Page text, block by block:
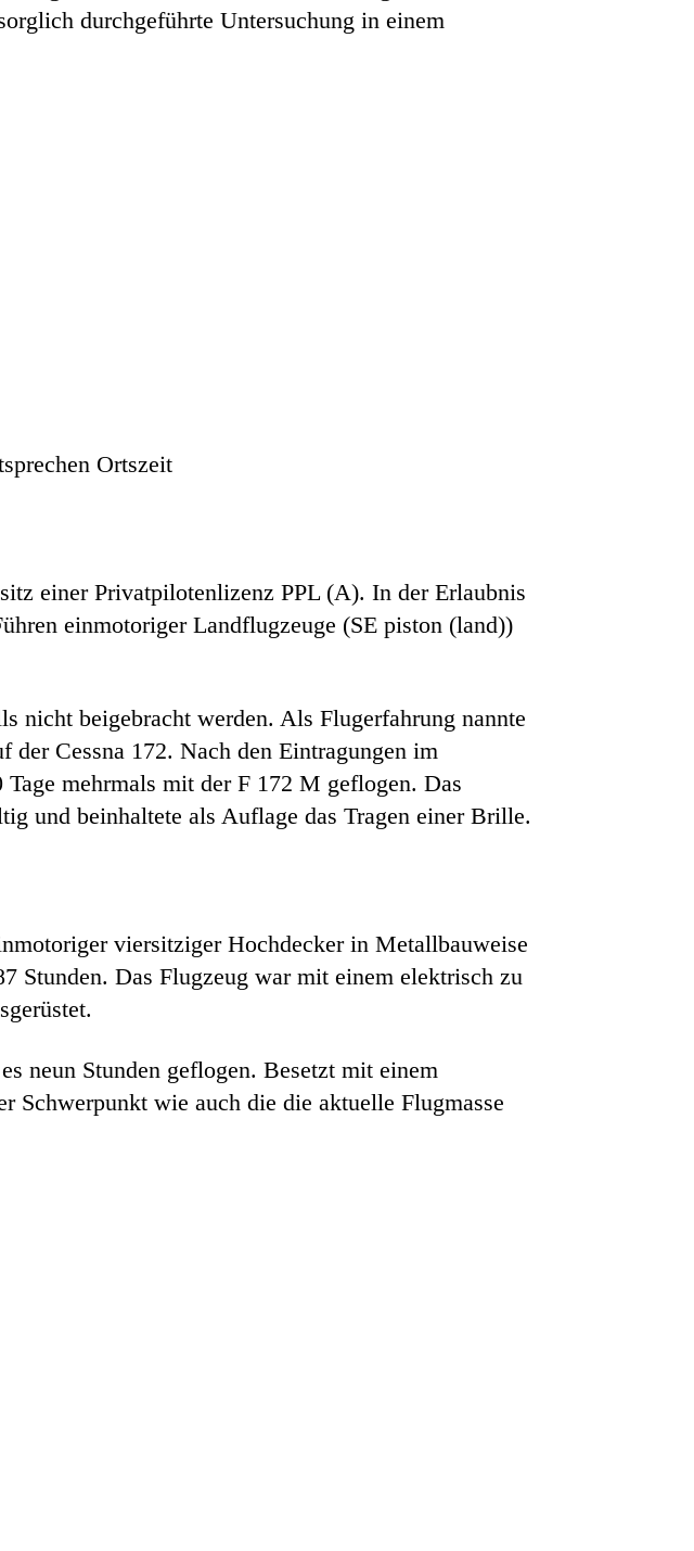
durchgeführte Untersuchung in einem
Ortszeit
einer Privatpilotenlizenz PPL (A). In der Erlaubnis
einmotoriger Landflugzeuge (SE piston (land))
nicht beigebracht werden. Als Flugerfahrung nannte
der Cessna 172. Nach den Eintragungen im
mehrmals mit der F 172 M geflogen. Das
und beinhaltete als Auflage das Tragen einer Brille.
viersitziger Hochdecker in Metallbauweise
Stunden. Das Flugzeug war mit einem elektrisch zu
neun Stunden geflogen. Besetzt mit einem
Schwerpunkt wie auch die die aktuelle Flugmasse